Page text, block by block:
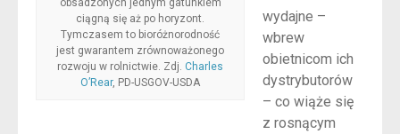
obsadzonych jednym gatunkiem
ciągną się aż po horyzont.
Tymczasem to bioróżnorodność
jest gwarantem zrównoważonego
rozwoju w rolnictwie. Zdj. Charles
O’Rear, PD-USGOV-USDA
wydajne –
wbrew
obietnicom ich
dystrybutorów
– co wiąże się
z rosnącym